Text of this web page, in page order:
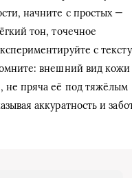
начните с простых —
тон, точечное
с
внешний вид кожи
не пряча её под тяжёлым
аккуратность и